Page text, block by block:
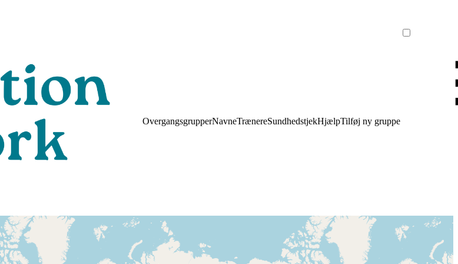
OvergangsgrupperNavneTrænereSundhedstjekHjælpTilføj ny gruppe